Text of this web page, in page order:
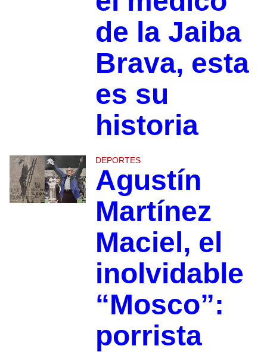
de la Jaiba
Brava, esta
es su
historia
DEPORTES
Agustín
Martínez
Maciel, el
inolvidable
“Mosco”:
porrista